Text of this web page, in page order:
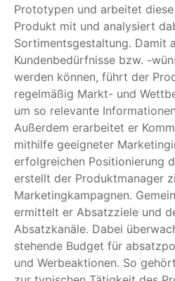
Prototypen und arbeitet
Produkt mit und analysiert
Sortimentsgestaltung. Damit
Kundenbedürfnisse bzw. -
werden können, führt der
regelmäßig Markt- und
um so relevante
Außerdem erarbeitet er
mithilfe geeigneter
erfolgreichen Positionierung
erstellt der Produktmanager
Marketingkampagnen.
ermittelt er Absatzziele und
Absatzkanäle. Dabei
stehende Budget für
und Werbeaktionen. So